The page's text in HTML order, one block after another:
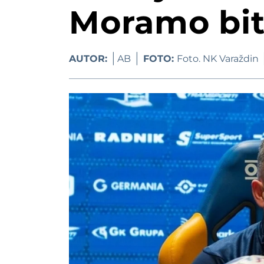
Kruna
Moramo
AUTOR: AB FOTO: Foto. NK Varaždin